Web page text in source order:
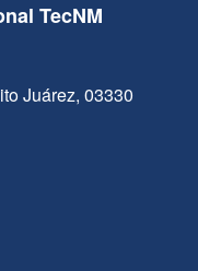
TecNM
Juárez, 03330